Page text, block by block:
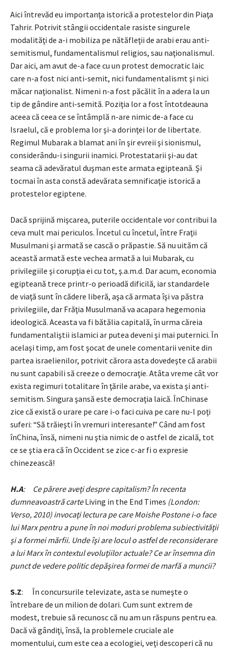
Aici întrevăd eu importanţa istorică a protestelor din Piaţa
Tahrir. Potrivit stângii occidentale rasiste singurele
modalităţi de a-i mobiliza pe nătăfleţii de arabi erau anti-
semitismul, fundamentalismul religios, sau naţionalismul.
Dar aici, am avut de-a face cu un protest democratic laic
care n-a fost nici anti-semit, nici fundamentalismt şi nici
măcar naţionalist. Nimeni n-a fost păcălit în a adera la un
tip de gândire anti-semită. Poziţia lor a fost întotdeauna
aceea că ceea ce se întâmplă n-are nimic de-a face cu
Israelul, că e problema lor şi-a dorinţei lor de libertate.
Regimul Mubarak a blamat ani în şir evreii şi sionismul,
considerându-i singurii inamici. Protestatarii şi-au dat
seama că adevăratul duşman este armata egipteană. Şi
tocmai în asta constă adevărata semnificaţie istorică a
protestelor egiptene.
Dacă sprijină mişcarea, puterile occidentale vor contribui la
ceva mult mai periculos. Încetul cu încetul, între Fraţii
Musulmani şi armată se cască o prăpastie. Să nu uităm că
această armată este vechea armată a lui Mubarak, cu
privilegiile şi corupţia ei cu tot, ş.a.m.d. Dar acum, economia
egipteană trece printr-o perioadă dificilă, iar standardele
de viaţă sunt în cădere liberă, aşa că armata îşi va păstra
privilegiile, dar Frăţia Musulmană va acapara hegemonia
ideologică. Aceasta va fi bătălia capitală, în urma căreia
fundamentaliştii islamici ar putea deveni şi mai puternici. În
acelaşi timp, am fost şocat de unele comentarii venite din
partea israelienilor, potrivit cărora asta dovedeşte că arabii
nu sunt capabili să creeze o democraţie. Atâta vreme cât vor
exista regimuri totalitare în ţările arabe, va exista şi anti-
semitism. Singura şansă este democraţia laică. ÎnChinase
zice că există o urare pe care i-o faci cuiva pe care nu-l poţi
suferi: “Să trăieşti în vremuri interesante!” Când am fost
înChina, însă, nimeni nu ştia nimic de o astfel de zicală, tot
ce se ştia era că în Occident se zice c-ar fi o expresie
chinezească!
H.A: Ce părere aveţi despre capitalism? În recenta
dumneavoastră carteLiving in the End Times (London:
Verso, 2010) invocaţi lectura pe care Moishe Postone i-o face
lui Marx pentru a pune în noi moduri problema subiectivităţii
şi a formei mărfii. Unde îşi are locul o astfel de reconsiderare
a lui Marx în contextul evoluţiilor actuale? Ce ar însemna din
punct de vedere politic depăşirea formei de marfă a muncii?
S.Z: În concursurile televizate, asta se numeşte o
întrebare de un milion de dolari. Cum sunt extrem de
modest, trebuie să recunosc că nu am un răspuns pentru ea.
Dacă vă gândiţi, însă, la problemele cruciale ale
momentului, cum este cea a ecologiei, veţi descoperi că nu